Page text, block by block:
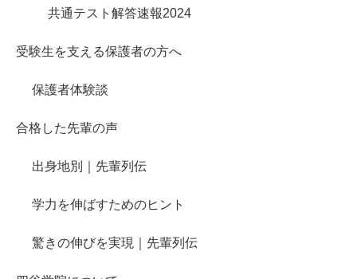
共通テスト解答速報2024
受験生を支える保護者の方へ
保護者体験談
合格した先輩の声
出身地別｜先輩列伝
学力を伸ばすためのヒント
驚きの伸びを実現｜先輩列伝